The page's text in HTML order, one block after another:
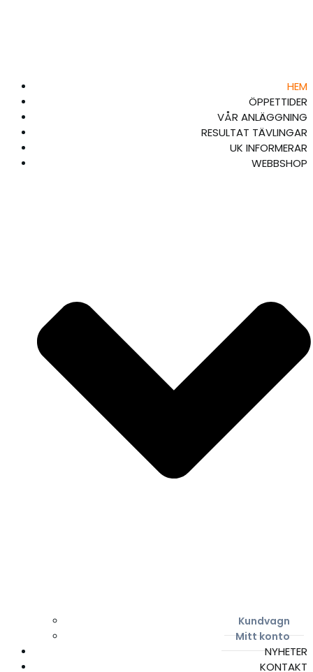
HEM
ÖPPETTIDER
VÅR ANLÄGGNING
RESULTAT TÄVLINGAR
UK INFORMERAR
WEBBSHOP
Kundvagn
Mitt konto
NYHETER
KONTAKT